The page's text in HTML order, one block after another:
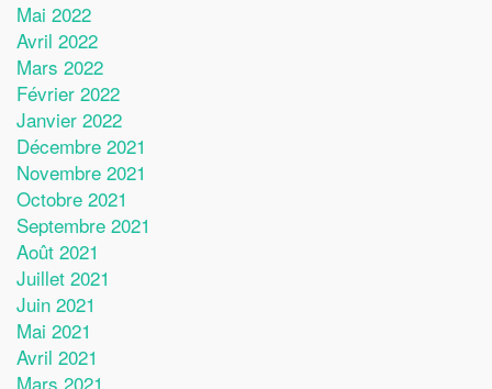
Mai 2022
Avril 2022
Mars 2022
Février 2022
Janvier 2022
Décembre 2021
Novembre 2021
Octobre 2021
Septembre 2021
Août 2021
Juillet 2021
Juin 2021
Mai 2021
Avril 2021
Mars 2021